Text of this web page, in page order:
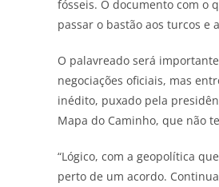
fósseis. O documento com o
passar o bastão aos turcos e
O palavreado será
negociações oficiais, mas
inédito, puxado pela
Mapa do Caminho, que não
“Lógico, com a geopolítica
perto de um acordo.